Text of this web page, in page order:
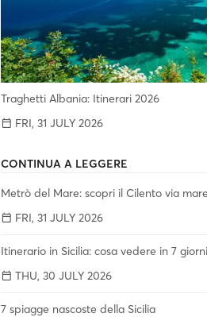
Traghetti Albania: Itinerari 2026
FRI, 31 JULY 2026
CONTINUA A LEGGERE
Metrò del Mare: scopri il Cilento via mare
FRI, 31 JULY 2026
Itinerario in Sicilia: cosa vedere in 7 giorni
THU, 30 JULY 2026
7 spiagge nascoste della Sicilia